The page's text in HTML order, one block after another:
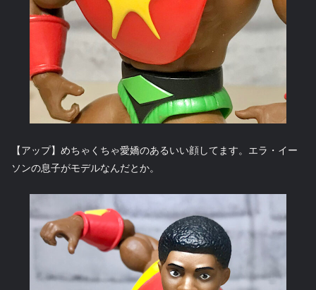
【アップ】めちゃくちゃ愛嬌のあるいい顔してます。エラ・イー
ソンの息子がモデルなんだとか。